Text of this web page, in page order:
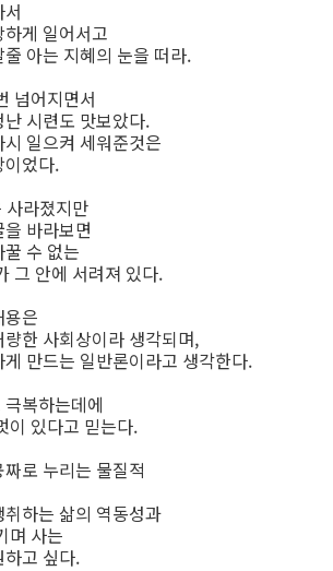
게 일어서고
아는 지혜의 눈을 떠라.
넘어지면서
시련도 맛보았다.
일으켜 세워준것은
이었다.
사라졌지만
바라보면
수 없는
그 안에 서려져 있다.
은
한 사회상이라 생각되며,
만드는 일반론이라고 생각한다.
복하는데에
이 있다고 믿는다.
로 누리는 물질적
하는 삶의 역동성과
며 사는
고 싶다.